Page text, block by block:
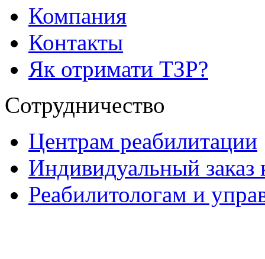
Компания
Контакты
Як отримати ТЗР?
Сотрудничество
Центрам реабилитации
Индивидуальный заказ
Реабилитологам и